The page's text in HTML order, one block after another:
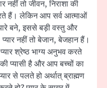
नहीं तो जीवन, निराशा की
हैं। लेकिन आप सर्व आत्माओं
बने, इससे बड़ी वस्तु और
नहीं तो बेजान, बेजहान हैं।
श्रेष्ठ भाग्य अनुभव करते
प्यासी है और आप बच्चों का
से पलते हो अर्थात् ब्राह्मण